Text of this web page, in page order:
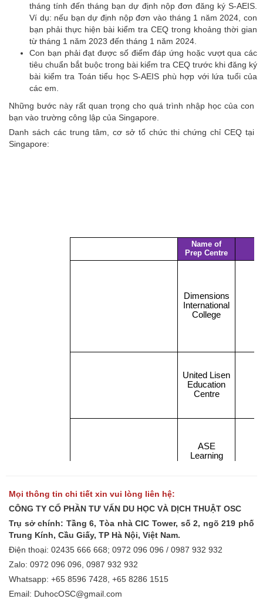
tháng tính đến tháng bạn dự định nộp đơn đăng ký S-AEIS.
Ví dụ: nếu bạn dự định nộp đơn vào tháng 1 năm 2024, con
bạn phải thực hiện bài kiểm tra CEQ trong khoảng thời gian
từ tháng 1 năm 2023 đến tháng 1 năm 2024.
Con bạn phải đạt được số điểm đáp ứng hoặc vượt qua các
tiêu chuẩn bắt buộc trong bài kiểm tra CEQ trước khi đăng ký
bài kiểm tra Toán tiểu học S-AEIS phù hợp với lứa tuổi của
các em.
Những bước này rất quan trọng cho quá trình nhập học của con
bạn vào trường công lập của Singapore.
Danh sách các trung tâm, cơ sở tổ chức thi chứng chỉ CEQ tại
Singapore:
Mọi thông tin chi tiết xin vui lòng liên hệ:
CÔNG TY CỔ PHẦN TƯ VẤN DU HỌC VÀ DỊCH THUẬT OSC
Trụ sở chính: Tầng 6, Tòa nhà CIC Tower, số 2, ngõ 219 phố
Trung Kính, Cầu Giấy, TP Hà Nội, Việt Nam.
Điện thoại: 02435 666 668; 0972 096 096 / 0987 932 932
Zalo: 0972 096 096, 0987 932 932
Whatsapp: +65 8596 7428, +65 8286 1515
Email: DuhocOSC@gmail.com
Tin Tức Giáo Dục
Singapore
Chứng Chỉ Giáo Dục
Các Trường Tư Singapore
Các Trường Công Primary
Các Trường Công
Secondary
Các Trường Cao Đẳng
Công Lập